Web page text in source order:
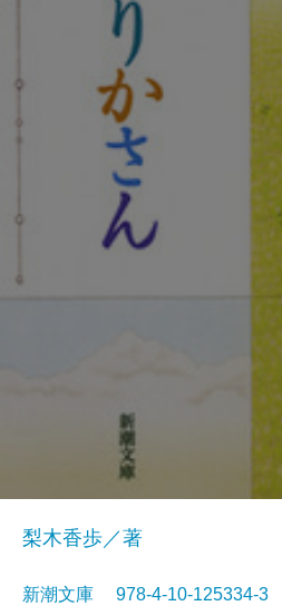
梨木香歩／著
新潮文庫 978-4-10-125334-